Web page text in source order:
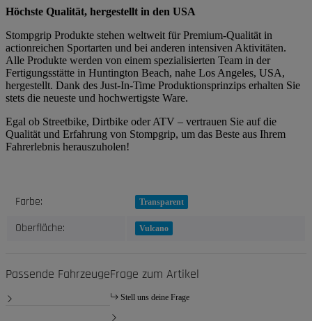
Höchste Qualität, hergestellt in den USA
Stompgrip Produkte stehen weltweit für Premium-Qualität in
actionreichen Sportarten und bei anderen intensiven Aktivitäten.
Alle Produkte werden von einem spezialisierten Team in der
Fertigungsstätte in Huntington Beach, nahe Los Angeles, USA,
hergestellt. Dank des Just-In-Time Produktionsprinzips erhalten Sie
stets die neueste und hochwertigste Ware.
Egal ob Streetbike, Dirtbike oder ATV – vertrauen Sie auf die
Qualität und Erfahrung von Stompgrip, um das Beste aus Ihrem
Fahrerlebnis herauszuholen!
Produkteigenschaft
Wert
Farbe: Transparent
Oberfläche: Vulcano
Passende FahrzeugeFrage zum Artikel
Stell uns deine Frage